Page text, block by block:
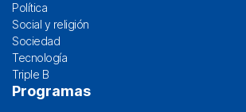
Política
Social y religión
Sociedad
Tecnología
Triple B
Programas